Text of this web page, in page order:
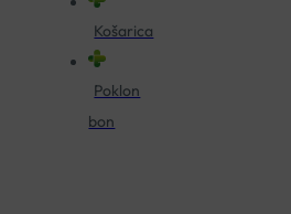
Košarica
Poklon
bon